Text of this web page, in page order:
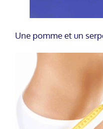
Une pomme et un